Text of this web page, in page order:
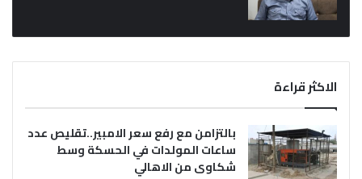
الاكثر قراءة
بالتزامن مع رفع سعر الامبير..تقليص عدد
ساعات المولدات في الحسكة وسط
شكاوى من الاهالي